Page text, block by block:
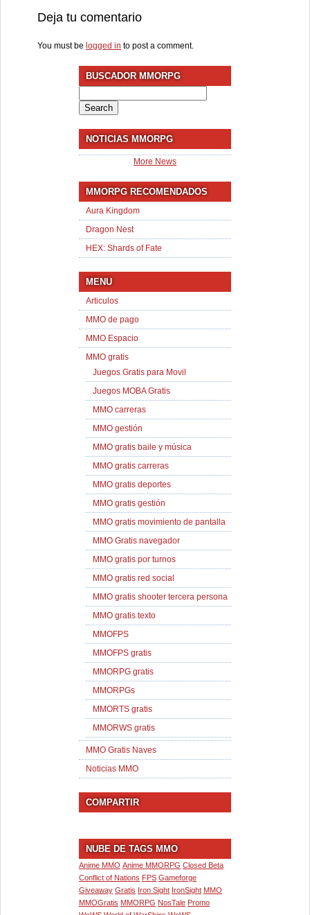
Deja tu comentario
You must be logged in to post a comment.
BUSCADOR MMORPG
for:
NOTICIAS MMORPG
More News
MMORPG RECOMENDADOS
Aura Kingdom
Dragon Nest
HEX: Shards of Fate
MENU
Articulos
MMO de pago
MMO Espacio
MMO gratis
Juegos Gratis para Movil
Juegos MOBA Gratis
MMO carreras
MMO gestión
MMO gratis baile y música
MMO gratis carreras
MMO gratis deportes
MMO gratis gestión
MMO gratis movimiento de pantalla
MMO Gratis navegador
MMO gratis por turnos
MMO gratis red social
MMO gratis shooter tercera persona
MMO gratis texto
MMOFPS
MMOFPS gratis
MMORPG gratis
MMORPGs
MMORTS gratis
MMORWS gratis
MMO Gratis Naves
Noticias MMO
COMPARTIR
NUBE DE TAGS MMO
Anime MMO Anime MMORPG Closed Beta
Conflict of Nations FPS Gameforge
Giveaway Gratis Iron Sight IronSight MMO
MMOGratis MMORPG NosTale Promo